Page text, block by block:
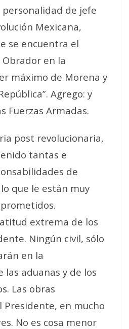
personalidad de jefe
Mexicana,
se encuentra el
en la
máximo de Morena y
Agrego: y
Fuerzas Armadas.
post revolucionaria,
tantas e
de
que le están muy
extrema de los
Ningún civil, sólo
en la
aduanas y de los
Las obras
en mucho
No es cosa menor